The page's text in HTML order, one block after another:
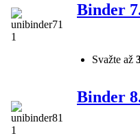
Binder
Svažte až
Binder